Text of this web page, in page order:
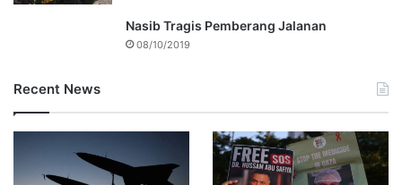
Nasib Tragis Pemberang Jalanan
08/10/2019
Recent News